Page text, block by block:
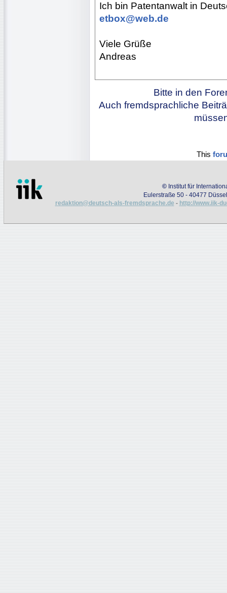
Ich bin Patentanwalt in
etbox@web.de
Viele Grüße
Andreas
Bitte in den
Auch fremdsprachliche
This
© Institut für
Eulerstraße 50 - 40477
redaktion@deutsch-als-fremdsprache.de - http://www.iik-